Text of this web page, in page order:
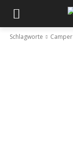
Schlagworte Camper